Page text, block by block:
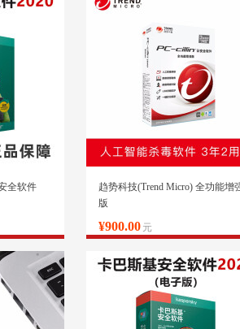
全软件
趋势科技(Trend Micro) 全功能增
版
¥900.00 元